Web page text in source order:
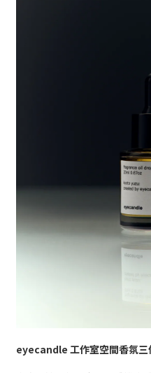
eyecandle 工作室空間香氛